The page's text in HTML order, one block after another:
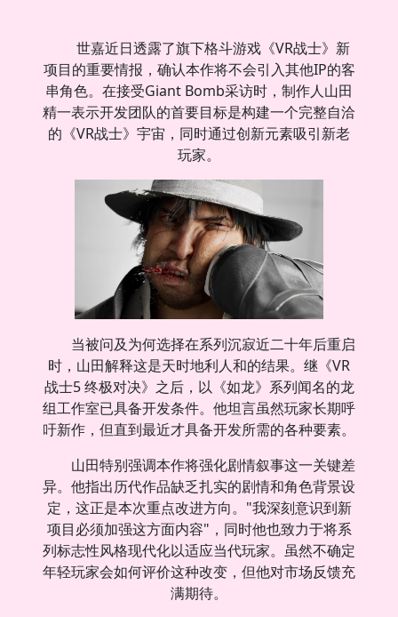
世嘉近日透露了旗下格斗游戏《VR战士》新
项目的重要情报，确认本作将不会引入其他IP的客
串角色。在接受Giant Bomb采访时，制作人山田
精一表示开发团队的首要目标是构建一个完整自洽
的《VR战士》宇宙，同时通过创新元素吸引新老
玩家。
当被问及为何选择在系列沉寂近二十年后重启
时，山田解释这是天时地利人和的结果。继《VR
战士5 终极对决》之后，以《如龙》系列闻名的龙
组工作室已具备开发条件。他坦言虽然玩家长期呼
吁新作，但直到最近才具备开发所需的各种要素。
山田特别强调本作将强化剧情叙事这一关键差
异。他指出历代作品缺乏扎实的剧情和角色背景设
定，这正是本次重点改进方向。"我深刻意识到新
项目必须加强这方面内容"，同时他也致力于将系
列标志性风格现代化以适应当代玩家。虽然不确定
年轻玩家会如何评价这种改变，但他对市场反馈充
满期待。